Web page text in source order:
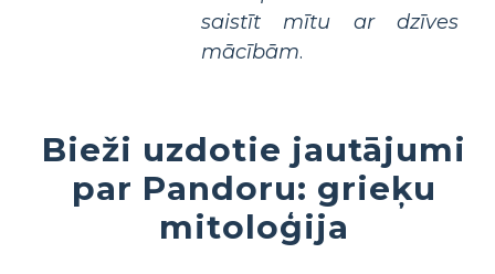
saistīt mītu ar dzīves
mācībām.
Bieži uzdotie jautājumi
par Pandoru: grieķu
mitoloģija